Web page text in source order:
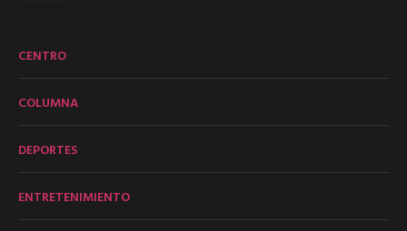
CENTRO
COLUMNA
DEPORTES
ENTRETENIMIENTO